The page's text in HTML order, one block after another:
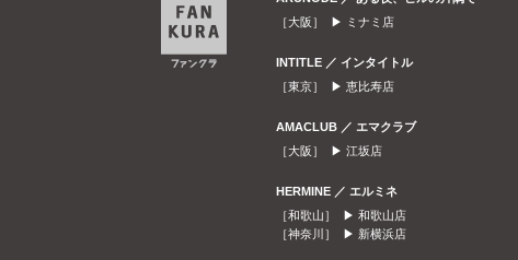
［大阪］ ▶
ミナミ店
INTITLE ／ インタイトル
［東京］ ▶ 恵比寿店
AMACLUB ／ エマクラブ
［大阪］ ▶ 江坂店
HERMINE ／ エルミネ
［和歌山］ ▶ 和歌山店
［神奈川］ ▶ 新横浜店